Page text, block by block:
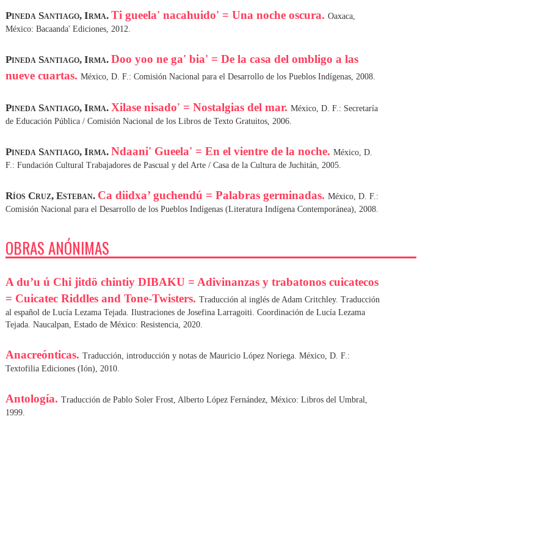
Pineda Santiago, Irma. Ti gueela' nacahuido' = Una noche oscura. Oaxaca,
México: Bacaanda' Ediciones, 2012.
Pineda Santiago, Irma. Doo yoo ne ga' bia' = De la casa del ombligo a las
nueve cuartas. México, D. F.: Comisión Nacional para el Desarrollo de los Pueblos Indígenas, 2008.
Pineda Santiago, Irma. Xilase nisado' = Nostalgias del mar. México, D. F.: Secretaría
de Educación Pública / Comisión Nacional de los Libros de Texto Gratuitos, 2006.
Pineda Santiago, Irma. Ndaani' Gueela' = En el vientre de la noche. México, D.
F.: Fundación Cultural Trabajadores de Pascual y del Arte / Casa de la Cultura de Juchitán, 2005.
Ríos Cruz, Esteban. Ca diidxa’ guchendú = Palabras germinadas. México, D. F.:
Comisión Nacional para el Desarrollo de los Pueblos Indígenas (Literatura Indígena Contemporánea), 2008.
OBRAS ANÓNIMAS
A du’u ú Chi jitdö chintiy DIBAKU = Adivinanzas y trabatonos cuicatecos
= Cuicatec Riddles and Tone-Twisters. Traducción al inglés de Adam Critchley. Traducción
al español de Lucía Lezama Tejada. Ilustraciones de Josefina Larragoiti. Coordinación de Lucía Lezama
Tejada. Naucalpan, Estado de México: Resistencia, 2020.
Anacreónticas. Traducción, introducción y notas de Mauricio López Noriega. México, D. F.:
Textofilia Ediciones (Ión), 2010.
Antología. Traducción de Pablo Soler Frost, Alberto López Fernández, México: Libros del Umbral,
1999.